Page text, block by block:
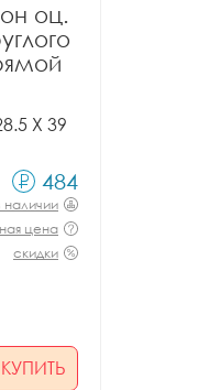
оц.
X 39
484
наличии
цена
скидки
КУПИТЬ